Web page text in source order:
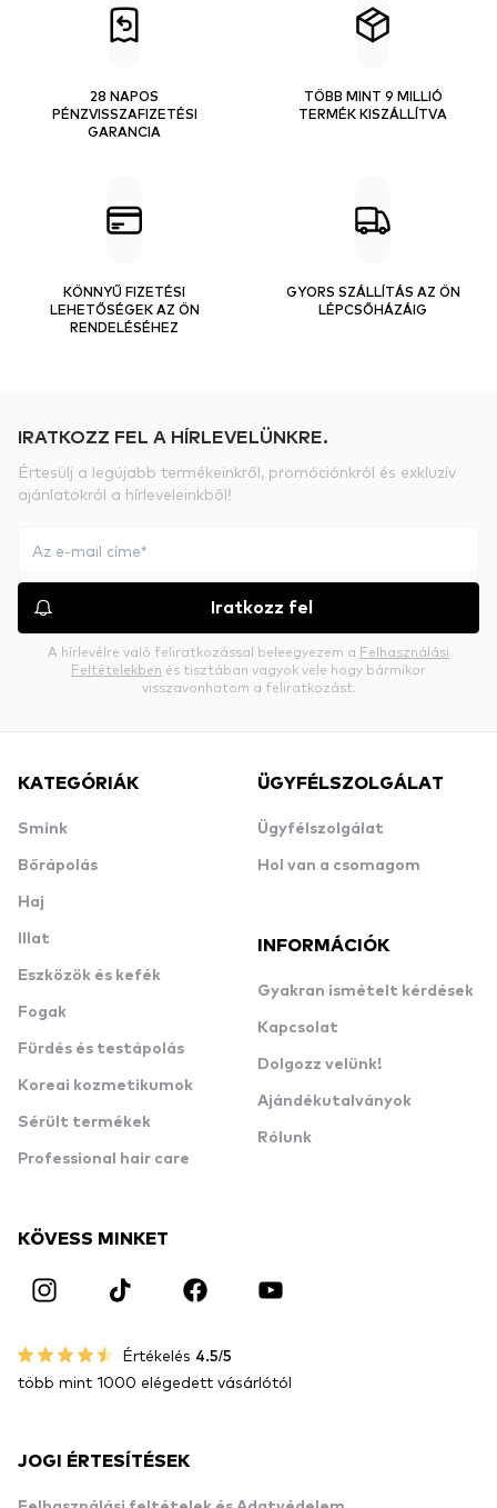
28 NAPOS
PÉNZVISSZAFIZETÉSI
GARANCIA
TÖBB MINT 9 MILLIÓ
TERMÉK KISZÁLLÍTVA
KÖNNYŰ FIZETÉSI
LEHETŐSÉGEK AZ ÖN
RENDELÉSÉHEZ
GYORS SZÁLLÍTÁS AZ ÖN
LÉPCSŐHÁZÁIG
IRATKOZZ FEL A HÍRLEVELÜNKRE.
Értesülj a legújabb termékeinkről, promóciónkról és exkluzív
ajánlatokról a hírleveleinkből!
Iratkozz fel
A hírlevélre való feliratkozással beleegyezem a Felhasználási
Feltételekben és tisztában vagyok vele hogy bármikor
visszavonhatom a feliratkozást.
KATEGÓRIÁK
Smink
Bőrápolás
Haj
Illat
Eszközök és kefék
Fogak
Fürdés és testápolás
Koreai kozmetikumok
Sérült termékek
Professional hair care
ÜGYFÉLSZOLGÁLAT
Ügyfélszolgálat
Hol van a csomagom
INFORMÁCIÓK
Gyakran ismételt kérdések
Kapcsolat
Dolgozz velünk!
Ajándékutalványok
Rólunk
KÖVESS MINKET
Értékelés 4.5/5
több mint 1000 elégedett vásárlótól
JOGI ÉRTESÍTÉSEK